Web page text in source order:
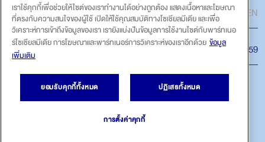
ภาษา
ไทย EN
สายด่วน โทร.1159
เราใช้คุกกี้เพื่อช่วยให้ไซต์ของเราทำงานได้อย่างถูกต้อง แสดงเนื้อหาและโฆษณา
ที่ตรงกับความสนใจของผู้ใช้ เปิดให้ใช้คุณสมบัติทางโซเชียลมีเดีย และเพื่อ
วิเคราะห์การเข้าถึงข้อมูลของเรา เรายังแบ่งปันข้อมูลการใช้งานไซต์กับพาร์ทเนอ
ร์โซเชียลมีเดีย การโฆษณาและพาร์ทเนอร์การวิเคราะห์ของเราอีกด้วย ข้อมูล
เพิ่มเติม
ยอมรับคุกกี้ทั้งหมด ปฏิเสธทั้งหมด
การตั้งค่าคุกกี้